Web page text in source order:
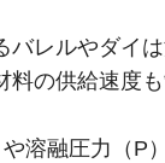
バレルやダイ
料の供給速度
溶融圧力（P